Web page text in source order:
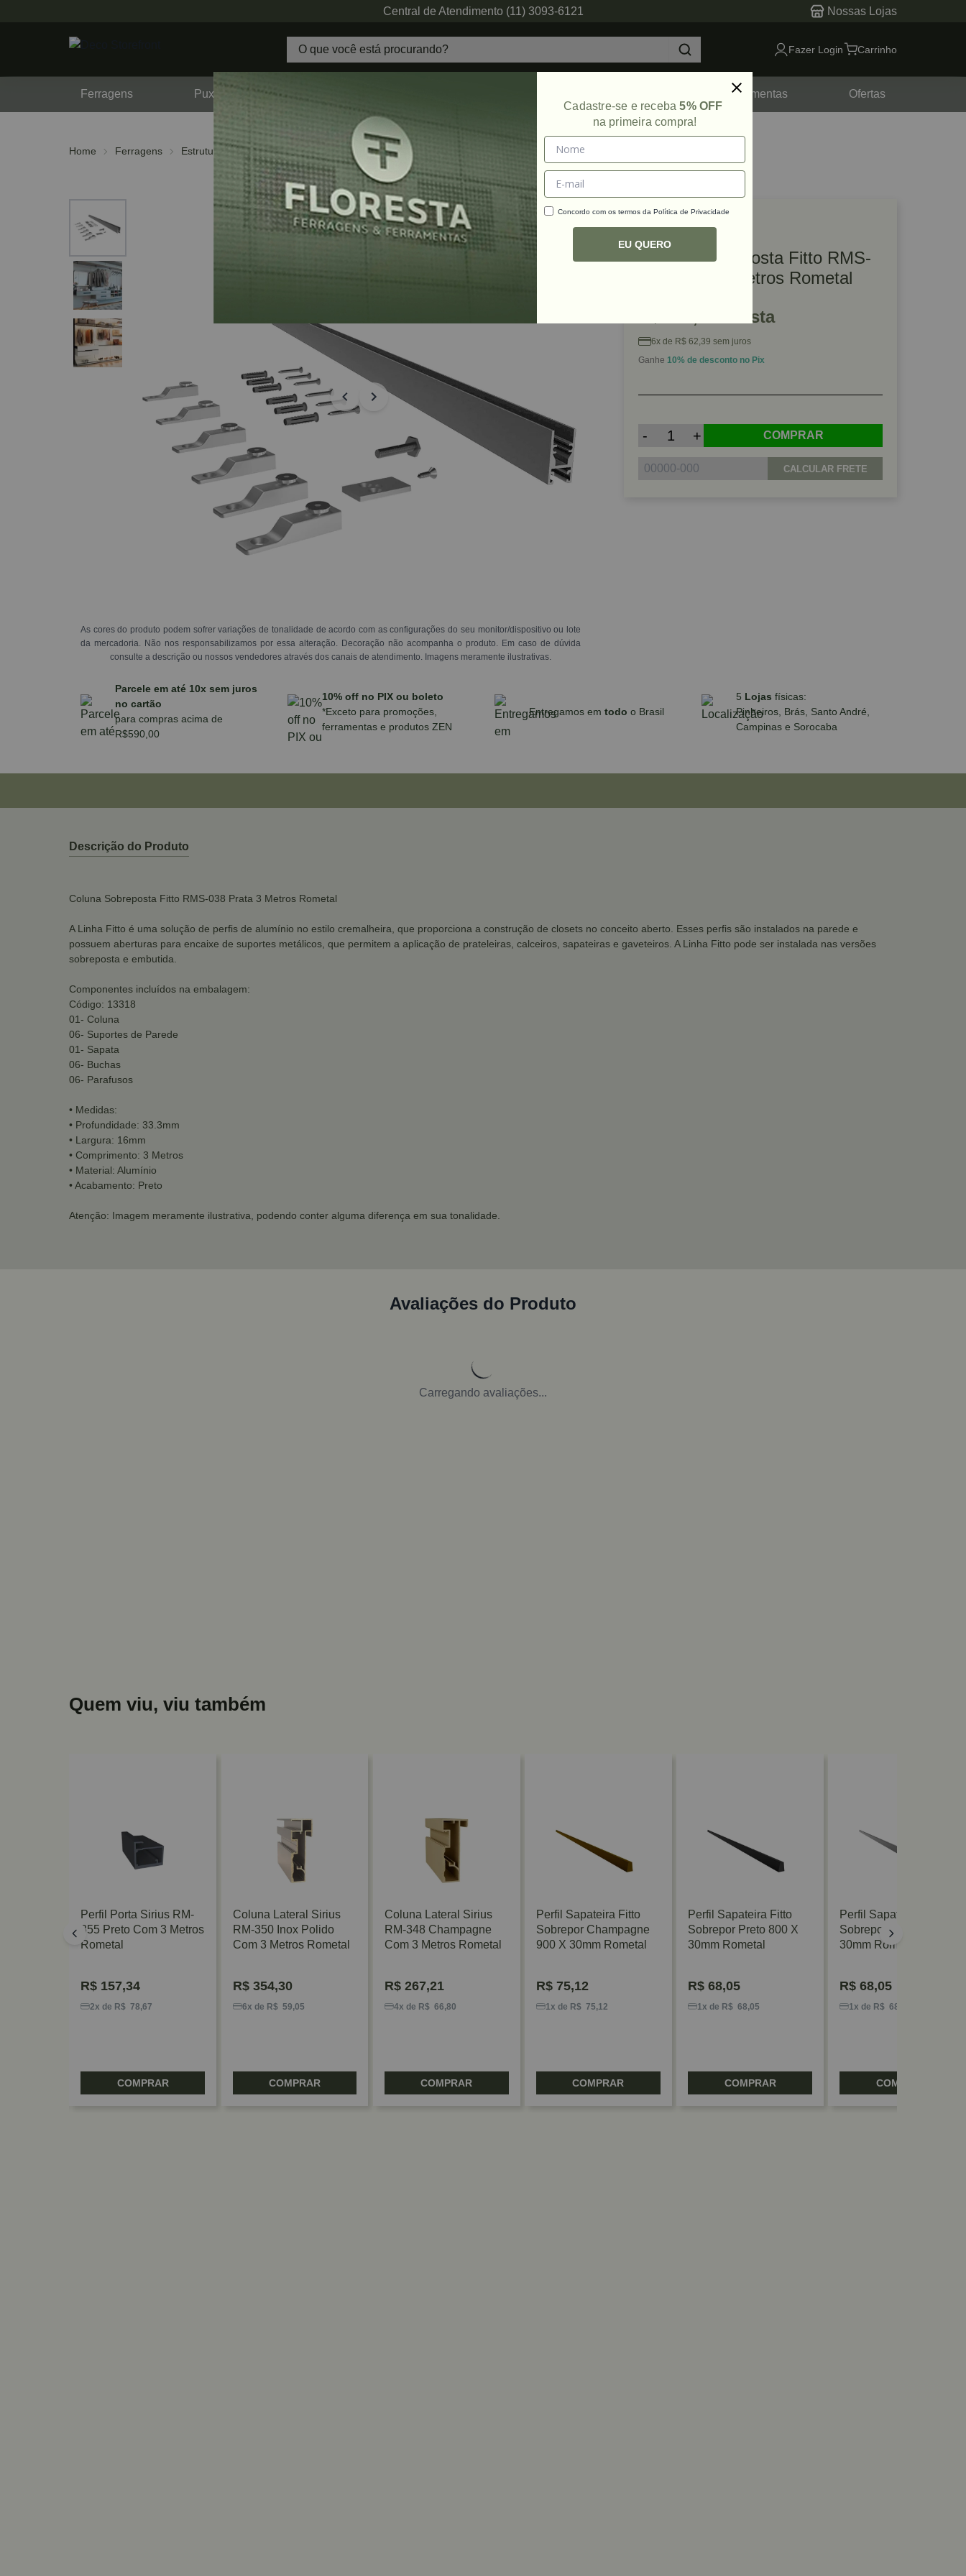
Central de Atendimento (11) 3093-6121 Nossas Lojas
Fazer Login Carrinho
Ferragens Puxadores Ferramentas Ofertas
Home Ferragens Estruturas Tubulares Perfil
As cores do produto podem sofrer variações de tonalidade de acordo com as configurações do seu monitor/dispositivo ou lote
da mercadoria. Não nos responsabilizamos por essa alteração. Decoração não acompanha o produto. Em caso de dúvida
consulte a descrição ou nossos vendedores através dos canais de atendimento. Imagens meramente ilustrativas.
Ref: 65906
Coluna Sobreposta Fitto RMS-
038 Prata 3 Metros Rometal
R$ 374,37 à vista
6x de R$ 62,39 sem juros
Ganhe 10% de desconto no Pix
- + COMPRAR
CALCULAR FRETE
Parcele em até 10x sem juros
no cartão
para compras acima de
R$590,00
10% off no PIX ou boleto
*Exceto para promoções,
ferramentas e produtos ZEN
Entregamos em todo o Brasil
5 Lojas físicas:
Pinheiros, Brás, Santo André,
Campinas e Sorocaba
Descrição do Produto
Coluna Sobreposta Fitto RMS-038 Prata 3 Metros Rometal
A Linha Fitto é uma solução de perfis de alumínio no estilo cremalheira, que proporciona a construção de closets no conceito aberto. Esses perfis são instalados na parede e
possuem aberturas para encaixe de suportes metálicos, que permitem a aplicação de prateleiras, calceiros, sapateiras e gaveteiros. A Linha Fitto pode ser instalada nas versões
sobreposta e embutida.
Componentes incluídos na embalagem:
Código: 13318
01- Coluna
06- Suportes de Parede
01- Sapata
06- Buchas
06- Parafusos
• Medidas:
• Profundidade: 33.3mm
• Largura: 16mm
• Comprimento: 3 Metros
• Material: Alumínio
• Acabamento: Preto
Atenção: Imagem meramente ilustrativa, podendo conter alguma diferença em sua tonalidade.
Avaliações do Produto
Carregando avaliações...
Quem viu, viu também
Perfil Porta Sirius RM-
355 Preto Com 3 Metros
Rometal
R$ 157,34
2x de R$ 78,67
COMPRAR
Coluna Lateral Sirius
RM-350 Inox Polido
Com 3 Metros Rometal
R$354,30
6x de R$ 59,05
COMPRAR
Coluna Lateral Sirius
RM-348 Champagne
Com 3 Metros Rometal
R$267,21
4x de R$ 66,80
COMPRAR
Perfil Sapateira Fitto
Sobrepor Champagne
900 X 30mm Rometal
R$75,12
1x de R$ 75,12
COMPRAR
Perfil Sapateira Fitto
Sobrepor Preto 800 X
30mm Rometal
R$ 68,05
1x de R$ 68,05
COMPRAR
Perfil Sapateira Fitto
Sobrepor Prata 800 X
30mm Rometal
R$ 68,05
1x de R$ 68,05
COMPRAR
Cadastre-se e receba5% OFF
na primeira compra!
Concordo com os termos da Política de Privacidade
EU QUERO